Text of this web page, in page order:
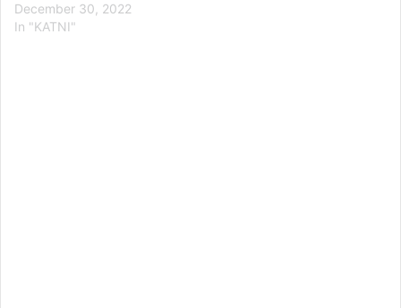
December 30, 2022
In "KATNI"